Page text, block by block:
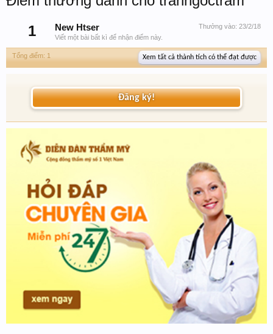
1
Thưởng vào: 23/2/18
New Htser
Viết một bài bất kì để nhận điểm này.
Tổng điểm: 1 Xem tất cả thành tích có thể đạt được
Đăng ký!